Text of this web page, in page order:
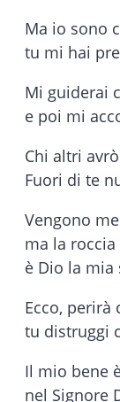
Ma io sono
tu mi hai
Mi guiderai
e poi mi
Chi altri
Fuori di te
Vengono
ma la
è Dio la mia
Ecco, perirà
tu distruggi
Il mio bene
nel Signore